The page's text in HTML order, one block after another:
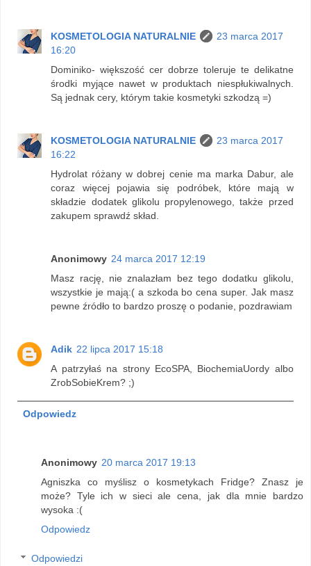
KOSMETOLOGIA NATURALNIE
23 marca 2017
16:20
Dominiko- większość cer dobrze toleruje te delikatne
środki myjące nawet w produktach niespłukiwalnych.
Są jednak cery, którym takie kosmetyki szkodzą =)
KOSMETOLOGIA NATURALNIE
23 marca 2017
16:22
Hydrolat różany w dobrej cenie ma marka Dabur, ale
coraz więcej pojawia się podróbek, które mają w
składzie dodatek glikolu propylenowego, także przed
zakupem sprawdź skład.
Anonimowy 24 marca 2017 12:19
Masz rację, nie znalazłam bez tego dodatku glikolu,
wszystkie je mają:( a szkoda bo cena super. Jak masz
pewne źródło to bardzo proszę o podanie, pozdrawiam
Adik 22 lipca 2017 15:18
A patrzyłaś na strony EcoSPA, BiochemiaUordy albo
ZrobSobieKrem? ;)
Odpowiedz
Anonimowy 20 marca 2017 19:13
Agniszka co myślisz o kosmetykach Fridge? Znasz je
może? Tyle ich w sieci ale cena, jak dla mnie bardzo
wysoka :(
Odpowiedz
Odpowiedzi